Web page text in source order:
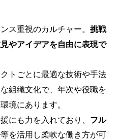
ス重視のカルチャー。 挑戦
やアイデアを自由に表現で
トごとに最適な技術や手法
組織文化で、年次や役職を
境にあります。
にも力を入れており、 フル
等を活用し柔軟な働き方が可